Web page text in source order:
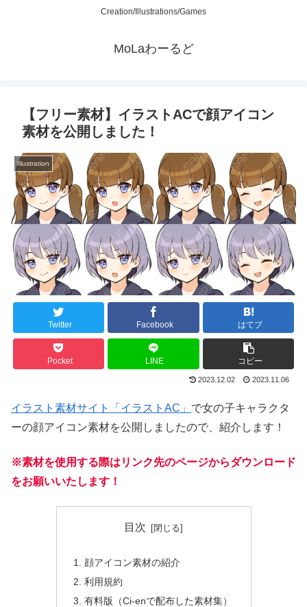
Creation/Illustrations/Games
MoLaわーるど
【フリー素材】イラストACで顔アイコン
素材を公開しました！
Illustration
Twitter Facebook はてブ
Pocket LINE コピー
2023.12.02 2023.11.06
イラスト素材サイト「イラストAC」 で女の子キャラクタ
ーの顔アイコン素材を公開しましたので、紹介します！
※素材を使用する際はリンク先のページからダウンロード
をお願いいたします！
目次
顔アイコン素材の紹介
利用規約
有料版（Ci-enで配布した素材集）